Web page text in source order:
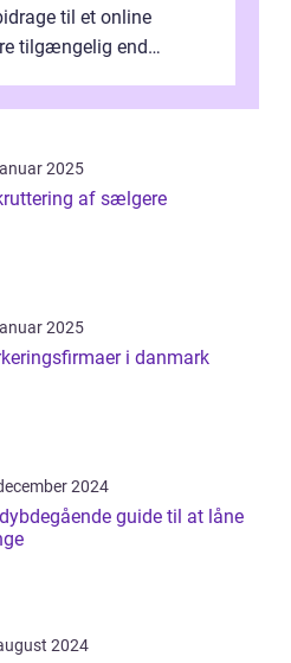
til et online
tilgængelig end
2025
af sælgere
2025
i danmark
2024
guide til at låne
2024